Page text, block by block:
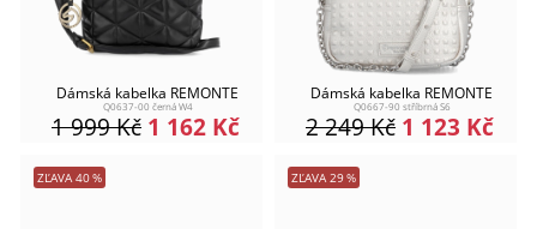
Dámská kabelka REMONTE
Q0637-00 černá W4
1 162 Kč
1 999Kč
Dámská kabelka REMONTE
Q0667-90 stříbrná S6
1 123 Kč
2 249Kč
ZĽAVA 40% ZĽAVA 29%